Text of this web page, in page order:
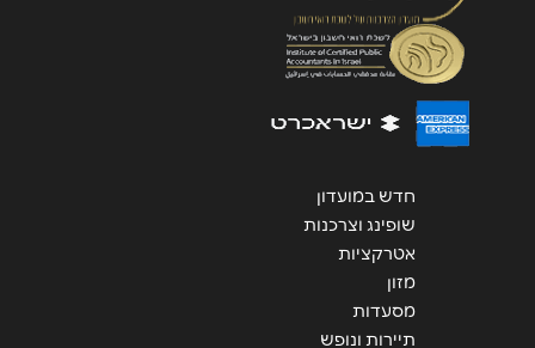
שליחה
חדש במועדון
שופינג וצרכנות
אטרקציות
מזון
מסעדות
תיירות ונופש